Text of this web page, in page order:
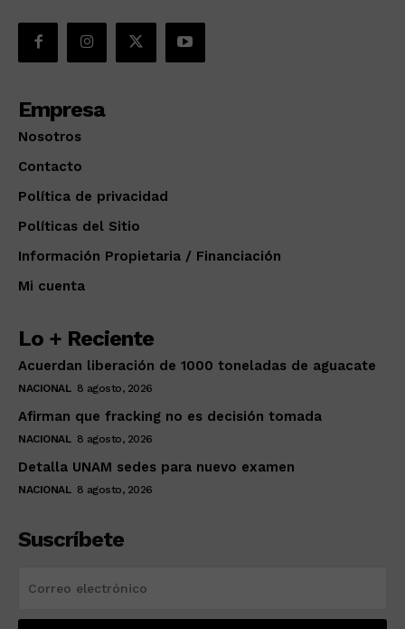
Empresa
Nosotros
Contacto
Política de privacidad
Políticas del Sitio
Información Propietaria / Financiación
Mi cuenta
Lo + Reciente
Acuerdan liberación de 1000 toneladas de aguacate
NACIONAL 8 agosto, 2026
Afirman que fracking no es decisión tomada
NACIONAL 8 agosto, 2026
Detalla UNAM sedes para nuevo examen
NACIONAL 8 agosto, 2026
Suscríbete